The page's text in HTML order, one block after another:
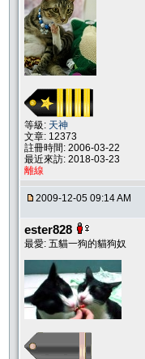
等級: 天神
文章: 12373
註冊時間: 2006-03-22
最近來訪: 2018-03-23
離線
2009-12-05 09:14 AM
ester828
最愛: 五貓一狗的貓狗奴